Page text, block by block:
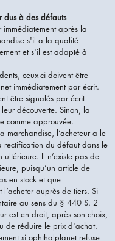
dus à des défauts
immédiatement après la
s'il a la qualité
et s'il est adapté à
ceux-ci doivent être
immédiatement par écrit.
être signalés par écrit
découverte. Sinon, la
comme approuvée.
marchandise, l’acheteur a le
rectification du défaut dans le
ultérieure. Il n’existe pas de
puisqu’un article de
en stock et que
auprès de tiers. Si
au sens du § 440 S. 2
est en droit, après son choix,
de réduire le prix d'achat.
si ophthalplanet refuse